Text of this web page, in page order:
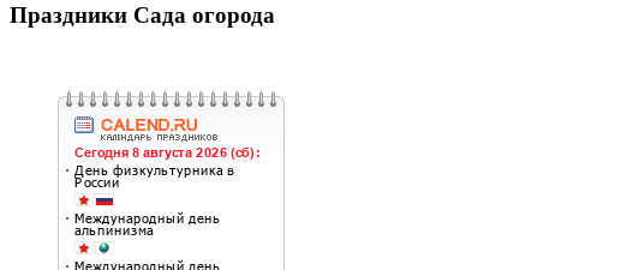
Праздники Сада огорода